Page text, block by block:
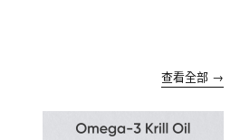
查看全部 →